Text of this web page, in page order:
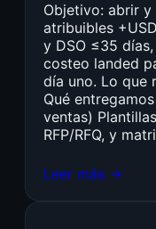
Objetivo: abrir
atribuibles
y DSO ≤35
costeo landed
día uno. Lo que
Qué
ventas)
RFP/RFQ, y
Leer más →